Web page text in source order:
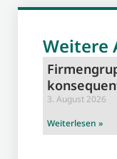
Weitere
3. August 2026
Weiterlesen »